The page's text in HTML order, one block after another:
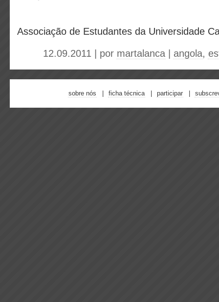
Associação de Estudantes da Universidade
12.09.2011 | por martalanca angola,
sobre nós ficha técnica participar